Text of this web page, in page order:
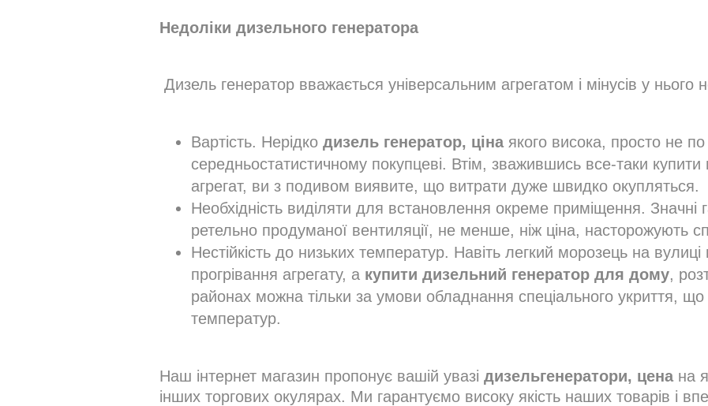
Недоліки дизельного генератора
Дизель генератор вважається універсальним агрегатом і мінусів у нього
Вартість. Нерідко дизель генератор, цінаякого висока, просто не по
середньостатистичному покупцеві. Втім, зважившись все-таки купити
агрегат, ви з подивом виявите, що витрати дуже швидко окупляться.
Необхідність виділяти для встановлення окреме приміщення. Значні
ретельно продуманої вентиляції, не менше, ніж ціна, насторожують
Нестійкість до низьких температур. Навіть легкий морозець на
прогрівання агрегату, а купити дизельний генератор для дому,
районах можна тільки за умови обладнання спеціального укриття, що
температур.
Наш інтернет магазин пропонує вашій увазі дизельгенератори, ценана
інших торгових окулярах. Ми гарантуємо високу якість наших товарів і